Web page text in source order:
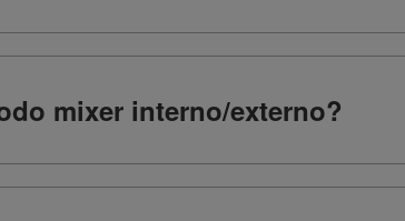
mixer interno/externo?